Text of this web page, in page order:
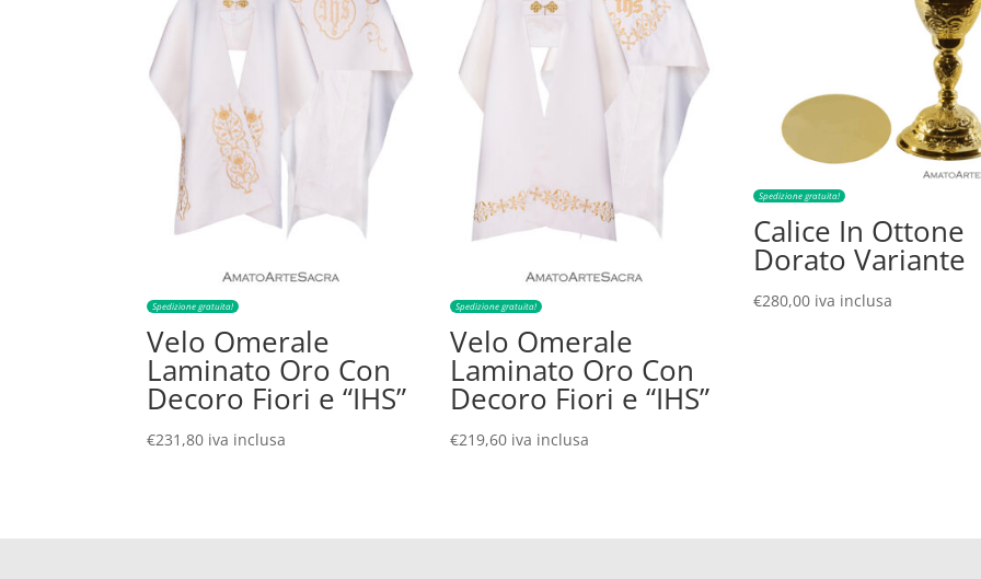
Spedizione gratuita!
Velo Omerale
Laminato Oro Con
Decoro Fiori e “IHS”
€231,80 iva inclusa
Spedizione gratuita!
Velo Omerale
Laminato Oro Con
Decoro Fiori e “IHS”
€219,60 iva inclusa
Spedizione gratuita!
Calice In Ottone
Dorato Variante
€280,00 iva inclusa